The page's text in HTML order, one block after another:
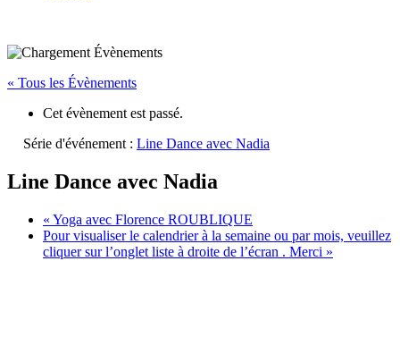
« Tous les Évènements
Cet évènement est passé.
Série d'événement : Line Dance avec Nadia
Line Dance avec Nadia
« Yoga avec Florence ROUBLIQUE
Pour visualiser le calendrier à la semaine ou par mois, veuillez
cliquer sur l’onglet liste à droite de l’écran . Merci »